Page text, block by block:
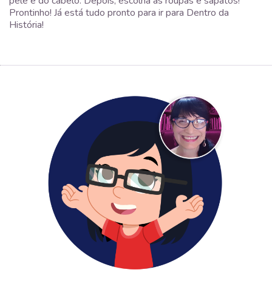
Prontinho! Já está tudo pronto para ir para Dentro da
História!